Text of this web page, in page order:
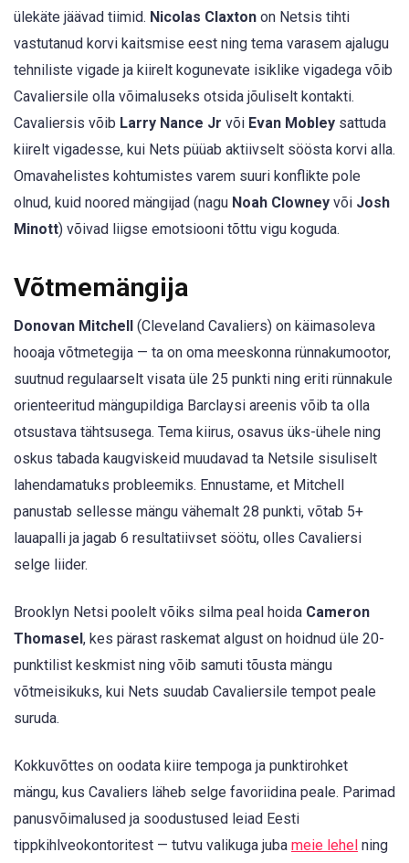
ülekäte jäävad tiimid. Nicolas Claxton on Netsis tihti
vastutanud korvi kaitsmise eest ning tema varasem ajalugu
tehniliste vigade ja kiirelt kogunevate isiklike vigadega võib
Cavaliersile olla võimaluseks otsida jõuliselt kontakti.
Cavaliersis võib Larry Nance Jr või Evan Mobley sattuda
kiirelt vigadesse, kui Nets püüab aktiivselt söösta korvi alla.
Omavahelistes kohtumistes varem suuri konflikte pole
olnud, kuid noored mängijad (nagu Noah Clowney või Josh
Minott) võivad liigse emotsiooni tõttu vigu koguda.
Võtmemängija
Donovan Mitchell (Cleveland Cavaliers) on käimasoleva
hooaja võtmetegija — ta on oma meeskonna rünnakumootor,
suutnud regulaarselt visata üle 25 punkti ning eriti rünnakule
orienteeritud mängupildiga Barclaysi areenis võib ta olla
otsustava tähtsusega. Tema kiirus, osavus üks-ühele ning
oskus tabada kaugviskeid muudavad ta Netsile sisuliselt
lahendamatuks probleemiks. Ennustame, et Mitchell
panustab sellesse mängu vähemalt 28 punkti, võtab 5+
lauapalli ja jagab 6 resultatiivset söötu, olles Cavaliersi
selge liider.
Brooklyn Netsi poolelt võiks silma peal hoida Cameron
Thomasel, kes pärast raskemat algust on hoidnud üle 20-
punktilist keskmist ning võib samuti tõusta mängu
võtmeisikuks, kui Nets suudab Cavaliersile tempot peale
suruda.
Kokkuvõttes on oodata kiire tempoga ja punktirohket
mängu, kus Cavaliers läheb selge favoriidina peale. Parimad
panusvõimalused ja soodustused leiad Eesti
tippkihlveokontoritest — tutvu valikuga juba meie lehel ning